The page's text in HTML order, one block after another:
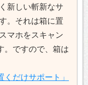
新しい斬新なサ
。それは箱に置
マホをスキャン
。ですので、箱は
くだけサポート」